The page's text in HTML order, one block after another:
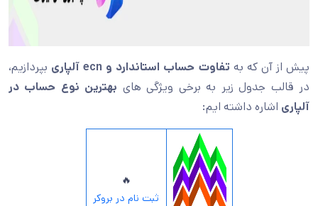
پیش از آن که به تفاوت حساب استاندارد و ecn آلپاری
بپردازیم،
در قالب جدول زیر به برخی ویژگی های بهترین نوع حساب در
آلپاری اشاره داشته ایم:
🔥
ثبت نام در بروکر